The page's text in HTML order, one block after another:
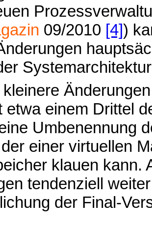
09/2010 [4])
kleinere
etwa einem Drittel
Umbenennung
einer virtuellen
klauen kann.
tendenziell
der Final-